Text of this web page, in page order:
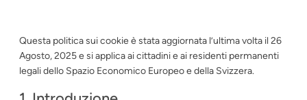
Questa politica sui cookie è stata aggiornata l’ultima volta il 26
Agosto, 2025 e si applica ai cittadini e ai residenti permanenti
legali dello Spazio Economico Europeo e della Svizzera.